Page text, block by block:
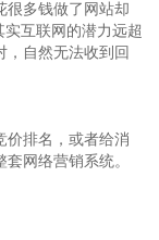
很多钱做了网站却
互联网的潜力远超
，自然无法收到回
价排名，或者给消
网络营销系统。